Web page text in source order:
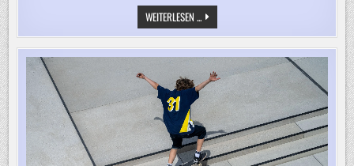
WEITERLESEN ...HERZ
UND
KREISLAUF:
SO
KÖNNEN
MÄNNER
MEHR
ALS
ZEHN
JAHRE
LEBENSZEIT
GEWINNEN